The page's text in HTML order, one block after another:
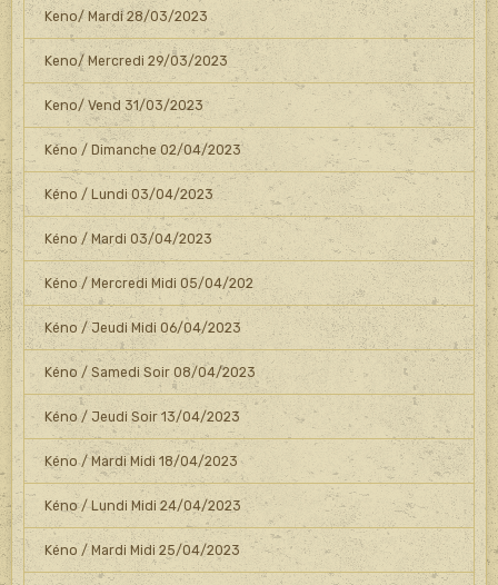
Keno/ Mardi 28/03/2023
Keno/ Mercredi 29/03/2023
Keno/ Vend 31/03/2023
Kéno / Dimanche 02/04/2023
Kéno / Lundi 03/04/2023
Kéno / Mardi 03/04/2023
Kéno / Mercredi Midi 05/04/202
Kéno / Jeudi Midi 06/04/2023
Kéno / Samedi Soir 08/04/2023
Kéno / Jeudi Soir 13/04/2023
Kéno / Mardi Midi 18/04/2023
Kéno / Lundi Midi 24/04/2023
Kéno / Mardi Midi 25/04/2023